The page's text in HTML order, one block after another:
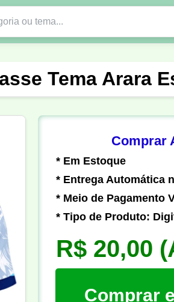
Vôlei
Biologia Geografia
Tema Arara
Comprar
* Em Estoque
* Entrega Automática
* Meio de Pagamento
* Tipo de Produto:
R$ 20,00
Comprar